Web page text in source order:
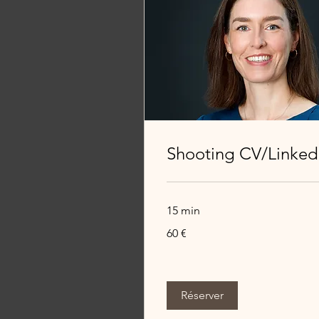
Shooting CV/
15 min
euros
60 €
Réserver